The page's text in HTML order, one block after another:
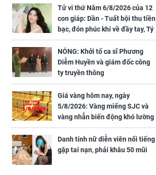
chó hàng xóm cắn
phải khâu 50 mũi
Hồ Ngọc Hà ví Lisa
như cô gái vùng quê ở
Thụy Điển
Tử vi thứ Năm 6/8/2026 của 12
con giáp: Dần - Tuất bội thu tiền
bạc, đón phúc khí về đầy tay, Tý
- Mão công việc khó khăn, tiền
bạc đội nón ra đi
NÓNG: Khởi tố ca sĩ Phương
Diễm Huyền và giám đốc công
ty truyền thông
Giá vàng hôm nay, ngày
5/8/2026: Vàng miếng SJC và
vàng nhẫn biến động khó lường
Danh tính nữ diễn viên nổi tiếng
gặp tai nạn, phải khâu 50 mũi